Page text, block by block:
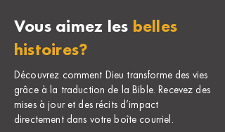
Vous aimez les belles
histoires?
Découvrez comment Dieu transforme des vies
grâce à la traduction de la Bible. Recevez des
mises à jour et des récits d’impact
directement dans votre boîte courriel.